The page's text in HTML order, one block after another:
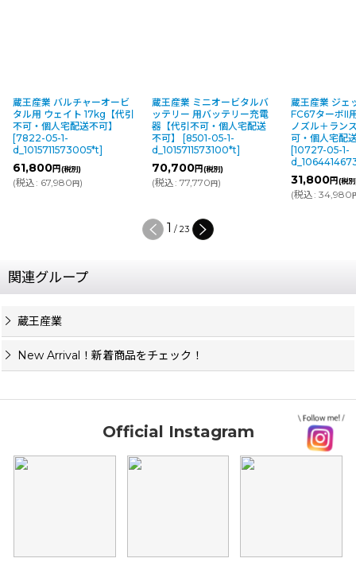
蔵王産業 バルチャーオービ
タル用 ウェイト 17kg【代引
不可・個人宅配送不可】
[7822-05-1-
d_1015711573005*t]
61,800円(税別)
(税込: 67,980円)
蔵王産業 ミニオービタルバ
ッテリー 用バッテリー充電
器【代引不可・個人宅配送
不可】
[8501-05-1-
d_1015711573100*t]
70,700円(税別)
(税込: 77,770円)
蔵王産業 ジェ
FC67ターボII
ノズル＋ラン
可・個人宅配
[10727-05-1-
31,800円(税
(税込: 34,980
1 / 23
関連グループ
蔵王産業
New Arrival！新着商品をチェック！
Official Instagram